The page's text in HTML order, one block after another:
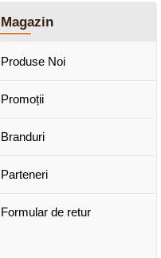
Magazin
Produse Noi
Promoții
Branduri
Parteneri
Formular de retur